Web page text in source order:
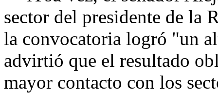
sector del presidente de la
la convocatoria logró "un
advirtió que el resultado
mayor contacto con los